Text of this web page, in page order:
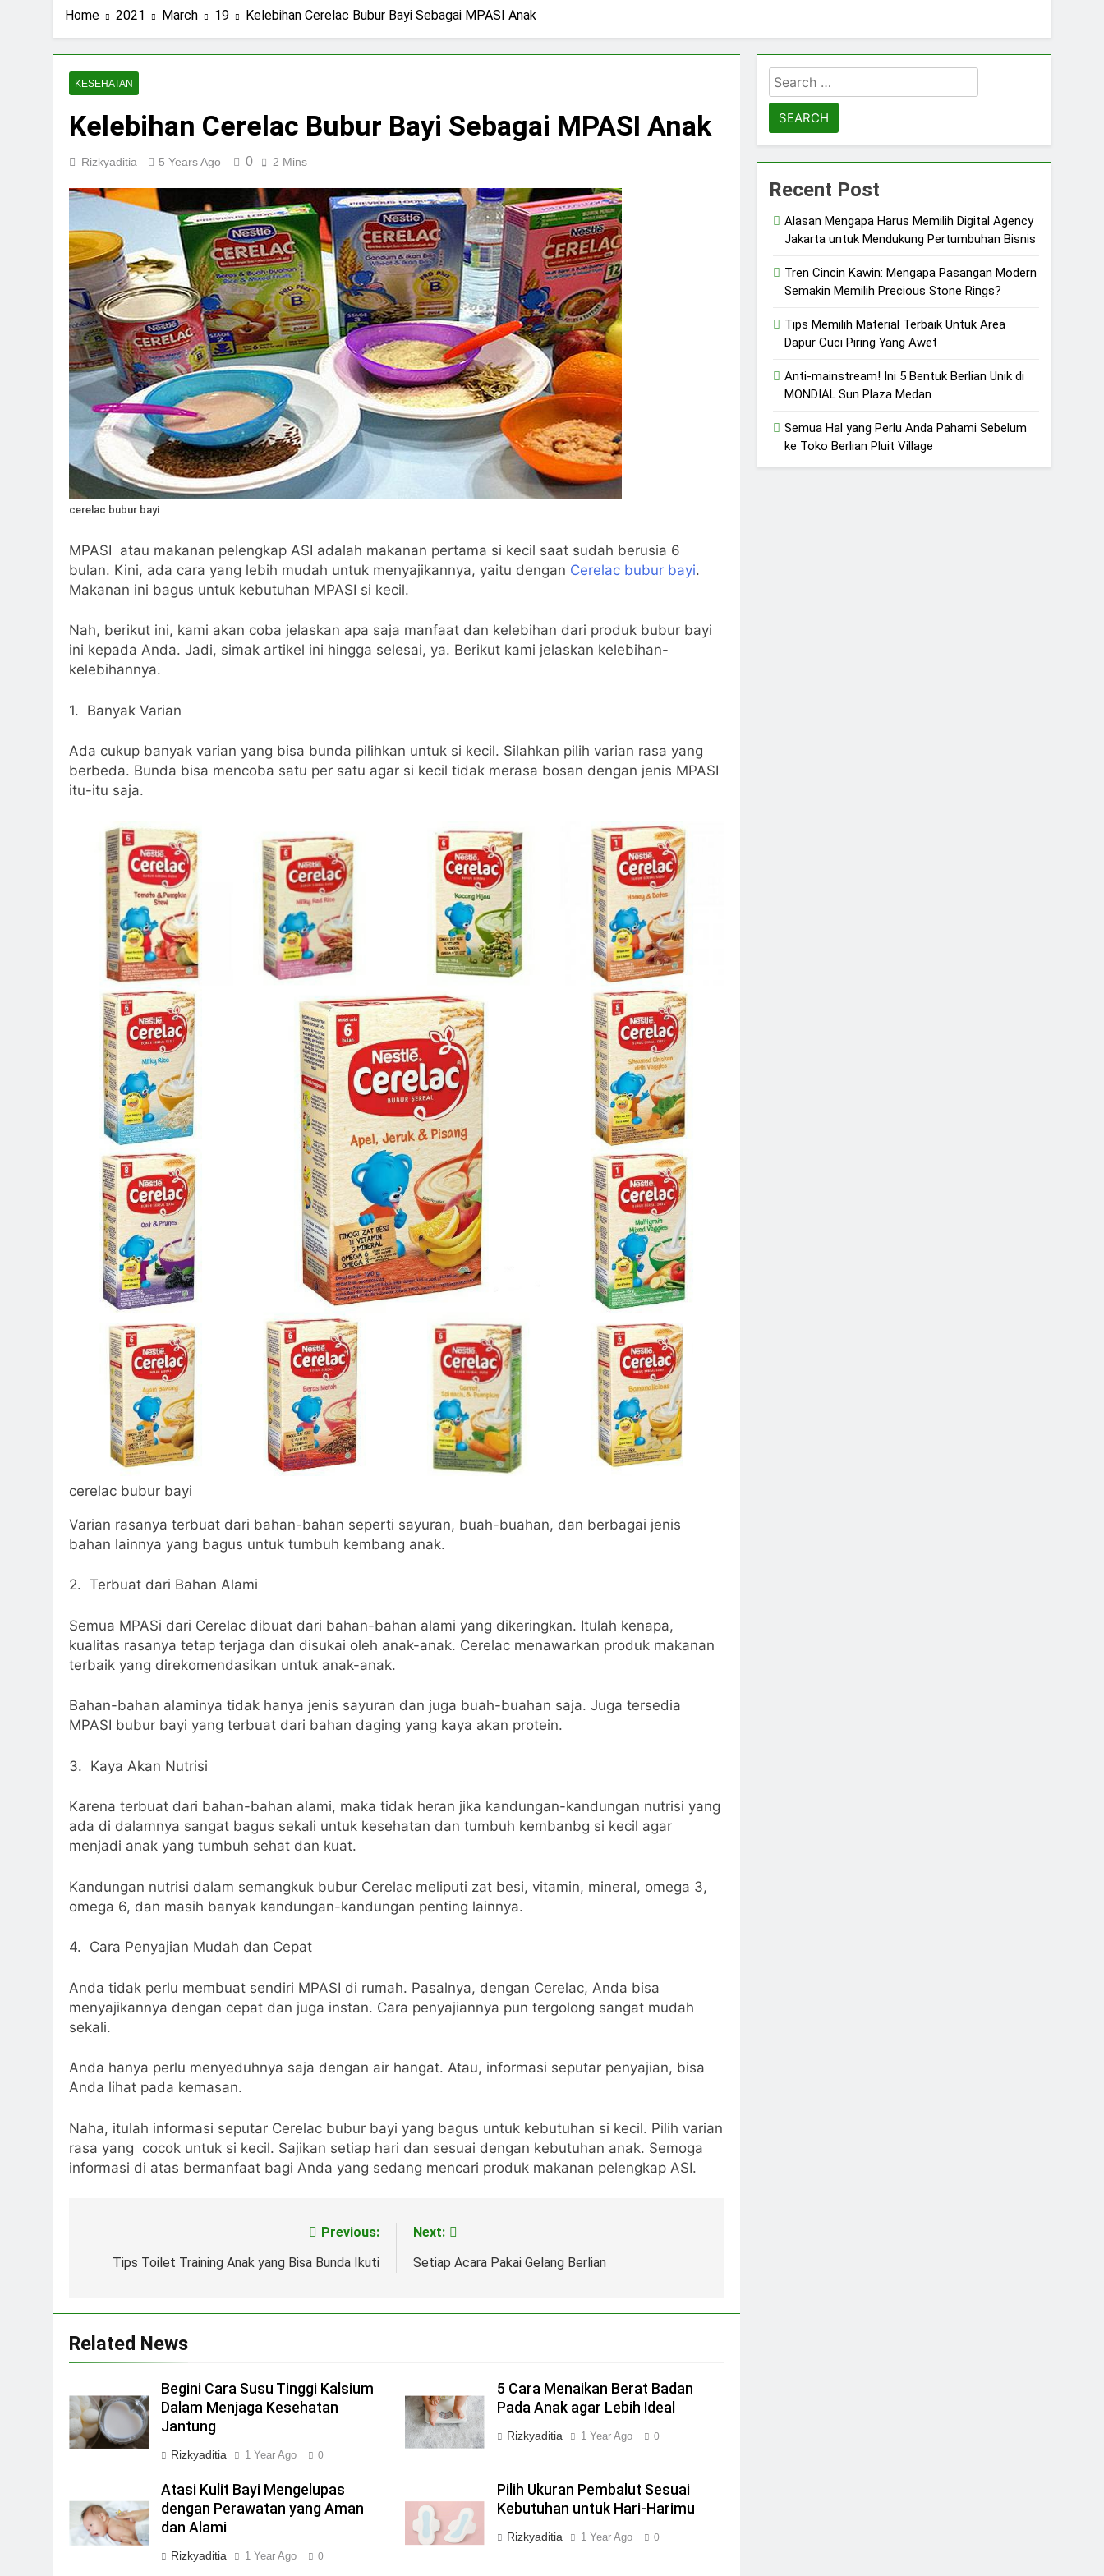
Home 2021 March 19 Kelebihan Cerelac Bubur Bayi Sebagai MPASI Anak
KESEHATAN
Kelebihan Cerelac Bubur Bayi Sebagai MPASI Anak
Rizkyaditia 5 Years Ago 0 2 Mins
cerelac bubur bayi
MPASI atau makanan pelengkap ASI adalah makanan pertama si kecil saat sudah berusia 6
bulan. Kini, ada cara yang lebih mudah untuk menyajikannya, yaitu dengan Cerelac bubur bayi.
Makanan ini bagus untuk kebutuhan MPASI si kecil.
Nah, berikut ini, kami akan coba jelaskan apa saja manfaat dan kelebihan dari produk bubur bayi
ini kepada Anda. Jadi, simak artikel ini hingga selesai, ya. Berikut kami jelaskan kelebihan-
kelebihannya.
1. Banyak Varian
Ada cukup banyak varian yang bisa bunda pilihkan untuk si kecil. Silahkan pilih varian rasa yang
berbeda. Bunda bisa mencoba satu per satu agar si kecil tidak merasa bosan dengan jenis MPASI
itu-itu saja.
cerelac bubur bayi
Varian rasanya terbuat dari bahan-bahan seperti sayuran, buah-buahan, dan berbagai jenis
bahan lainnya yang bagus untuk tumbuh kembang anak.
2. Terbuat dari Bahan Alami
Semua MPASi dari Cerelac dibuat dari bahan-bahan alami yang dikeringkan. Itulah kenapa,
kualitas rasanya tetap terjaga dan disukai oleh anak-anak. Cerelac menawarkan produk makanan
terbaik yang direkomendasikan untuk anak-anak.
Bahan-bahan alaminya tidak hanya jenis sayuran dan juga buah-buahan saja. Juga tersedia
MPASI bubur bayi yang terbuat dari bahan daging yang kaya akan protein.
3. Kaya Akan Nutrisi
Karena terbuat dari bahan-bahan alami, maka tidak heran jika kandungan-kandungan nutrisi yang
ada di dalamnya sangat bagus sekali untuk kesehatan dan tumbuh kembanbg si kecil agar
menjadi anak yang tumbuh sehat dan kuat.
Kandungan nutrisi dalam semangkuk bubur Cerelac meliputi zat besi, vitamin, mineral, omega 3,
omega 6, dan masih banyak kandungan-kandungan penting lainnya.
4. Cara Penyajian Mudah dan Cepat
Anda tidak perlu membuat sendiri MPASI di rumah. Pasalnya, dengan Cerelac, Anda bisa
menyajikannya dengan cepat dan juga instan. Cara penyajiannya pun tergolong sangat mudah
sekali.
Anda hanya perlu menyeduhnya saja dengan air hangat. Atau, informasi seputar penyajian, bisa
Anda lihat pada kemasan.
Naha, itulah informasi seputar Cerelac bubur bayi yang bagus untuk kebutuhan si kecil. Pilih varian
rasa yang cocok untuk si kecil. Sajikan setiap hari dan sesuai dengan kebutuhan anak. Semoga
informasi di atas bermanfaat bagi Anda yang sedang mencari produk makanan pelengkap ASI.
navigation
Previous:
Tips Toilet Training Anak yang Bisa Bunda Ikuti
Next:
Setiap Acara Pakai Gelang Berlian
Related News
Begini Cara Susu Tinggi Kalsium
Dalam Menjaga Kesehatan
Jantung
Rizkyaditia 1 Year Ago 0
5 Cara Menaikan Berat Badan
Pada Anak agar Lebih Ideal
Rizkyaditia 1 Year Ago 0
Atasi Kulit Bayi Mengelupas
dengan Perawatan yang Aman
dan Alami
Rizkyaditia 1 Year Ago 0
Pilih Ukuran Pembalut Sesuai
Kebutuhan untuk Hari-Harimu
Rizkyaditia 1 Year Ago 0
Search
for:
Recent Post
Alasan Mengapa Harus Memilih Digital Agency
Jakarta untuk Mendukung Pertumbuhan Bisnis
Tren Cincin Kawin: Mengapa Pasangan Modern
Semakin Memilih Precious Stone Rings?
Tips Memilih Material Terbaik Untuk Area
Dapur Cuci Piring Yang Awet
Anti-mainstream! Ini 5 Bentuk Berlian Unik di
MONDIAL Sun Plaza Medan
Semua Hal yang Perlu Anda Pahami Sebelum
ke Toko Berlian Pluit Village